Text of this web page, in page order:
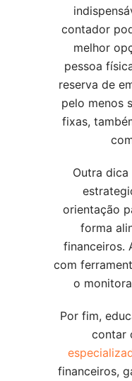
contador
melhor
pessoa
reserva de
pelo menos
fixas,
Outra
orientação
forma
financeiros.
com
o
Por fim,
contar
financeiros,